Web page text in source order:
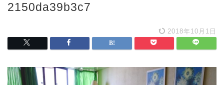
2150da39b3c7
2018年10月1日